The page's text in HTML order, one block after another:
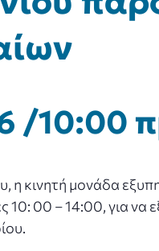
/10:00
η κινητή μονάδα
10: 00 – 14:00, για να